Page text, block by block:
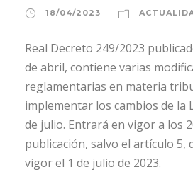
18/04/2023
Real Decreto 249/2023
de abril, contiene varias
reglamentarias en materia
implementar los cambios de la
de julio. Entrará en vigor a los
publicación, salvo el artículo 5,
vigor el 1 de julio de 2023.